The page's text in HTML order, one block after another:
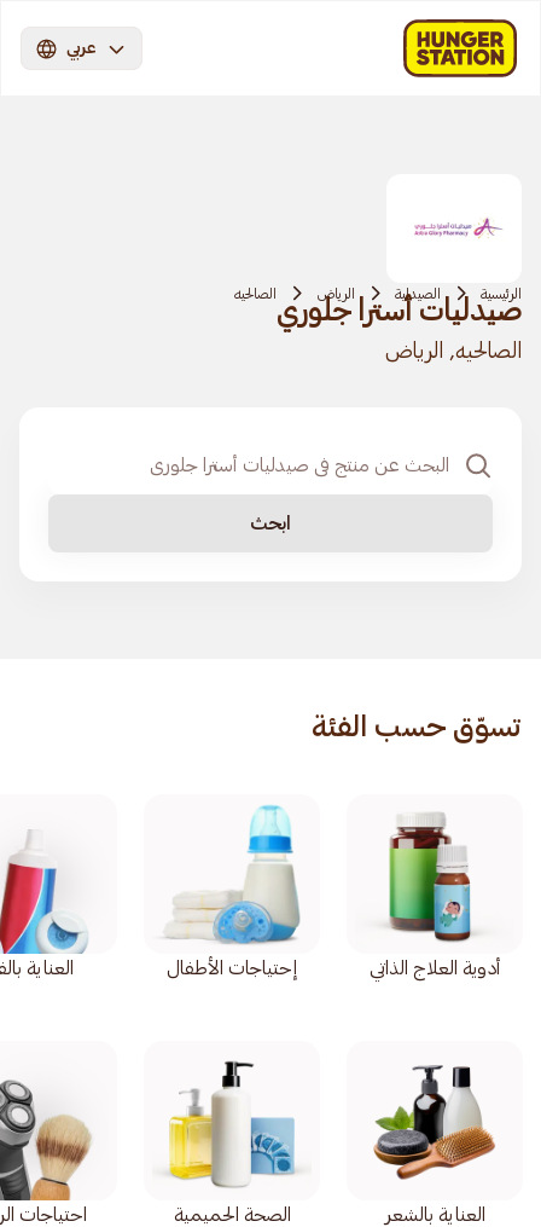
عربي
الرئيسية الصيدلية الرياض الصالحيه
صيدليات أسترا جلوري
الصالحيه, الرياض
ابحث
تسوّق حسب الفئة
أدوية العلاج الذاتي إحتياجات الأطفال العناية
العناية بالشعر
الصحة الحميمية
احتياجات